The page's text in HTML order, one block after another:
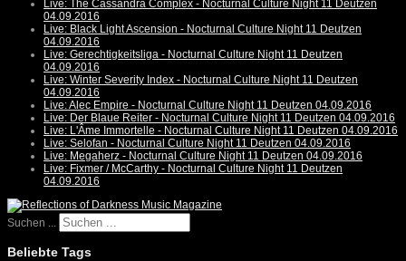
Live: The Cassandra Complex - Nocturnal Culture Night 11 Deutzen
04.09.2016
Live: Black Light Ascension - Nocturnal Culture Night 11 Deutzen
04.09.2016
Live: Gerechtigkeitsliga - Nocturnal Culture Night 11 Deutzen
04.09.2016
Live: Winter Severity Index - Nocturnal Culture Night 11 Deutzen
04.09.2016
Live: Alec Empire - Nocturnal Culture Night 11 Deutzen 04.09.2016
Live: Der Blaue Reiter - Nocturnal Culture Night 11 Deutzen 04.09.2016
Live: L'Âme Immortelle - Nocturnal Culture Night 11 Deutzen 04.09.2016
Live: Selofan - Nocturnal Culture Night 11 Deutzen 04.09.2016
Live: Megaherz - Nocturnal Culture Night 11 Deutzen 04.09.2016
Live: Fixmer / McCarthy - Nocturnal Culture Night 11 Deutzen
04.09.2016
Suchen ...
Beliebte Tags